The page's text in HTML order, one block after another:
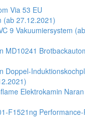
Via 53 EU
(ab 27.12.2021)
9 Vakuumiersystem (ab
MD10241
Doppel-
Elektrokamin
F1521ng Performance-